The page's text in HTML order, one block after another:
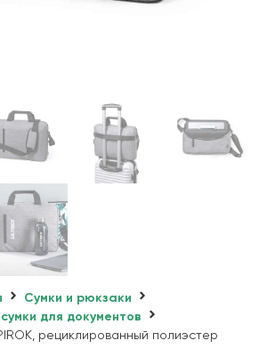
Сумки и рюкзаки
для документов
рециклированный полиэстер